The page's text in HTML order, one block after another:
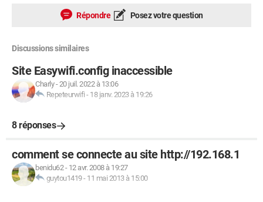
Répondre Posez votre question
Discussions similaires
Site Easywifi.config inaccessible
Charly-20 juil. 2022 à 13:06
Repeteurwifi - 18 janv. 2023 à 19:26
8 réponses
comment se connecte au site http://192.168.1
benidu62- 12 avr. 2008 à 19:27
guytou1419- 11 mai 2013 à 15:00